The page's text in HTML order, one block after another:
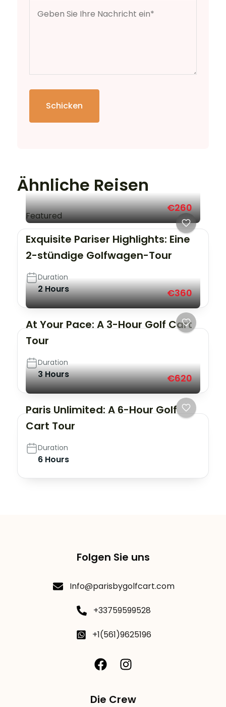
Schicken
Ähnliche Reisen
Featured
€260
Exquisite Pariser Highlights: Eine
2-stündige Golfwagen-Tour
Duration
2 Hours €360
At Your Pace: A 3-Hour Golf Cart
Tour
Duration
3 Hours €620
Paris Unlimited: A 6-Hour Golf
Cart Tour
Duration
6 Hours
Folgen Sie uns
Info@parisbygolfcart.com
+33759599528
+1(561)9625196
Die Crew